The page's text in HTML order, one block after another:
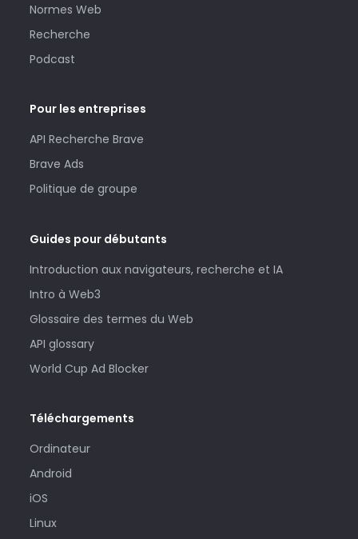
Normes Web
Recherche
Podcast
Pour les entreprises
API Recherche Brave
Brave Ads
Politique de groupe
Guides pour débutants
Introduction aux navigateurs, recherche et IA
Intro à Web3
Glossaire des termes du Web
API glossary
World Cup Ad Blocker
Téléchargements
Ordinateur
Android
iOS
Linux